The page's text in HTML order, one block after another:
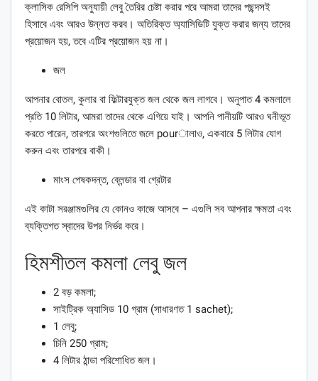
ক্লাসিক রেসিপি অনুযায়ী লেবু তৈরির চেষ্টা করার পরে আমরা তাদের পছন্দসই
হিসাবে এবং আরও উন্নত করব। অতিরিক্ত অ্যাসিডিটি যুক্ত করার জন্য তাদের
প্রয়োজন হয়, তবে এটির প্রয়োজন হয় না।
জল
আপনার বোতল, কুলার বা ফিল্টারযুক্ত জল থেকে জল লাগবে। অনুপাত 4 কমলালে
প্রতি 10 লিটার, আমরা তাদের থেকে এগিয়ে যাই। আপনি পানীয়টি আরও ঘনীভূত
করতে পারেন, তারপরে অংশগুলিতে জলে pourালাও, একবারে 5 লিটার যোগ
করুন এবং তারপরে বাকী।
মাংস পেষকদন্ত, ব্লেন্ডার বা গ্রেটার
এই কাটা সরঞ্জামগুলির যে কোনও কাজে আসবে – এগুলি সব আপনার ক্ষমতা এবং
ব্যক্তিগত স্বাদের উপর নির্ভর করে।
হিমশীতল কমলা লেবু জল
2 বড় কমলা;
সাইট্রিক অ্যাসিড 10 গ্রাম (সাধারণত 1 sachet);
1 লেবু;
চিনি 250 গ্রাম;
4 লিটার ঠান্ডা পরিশোধিত জল।